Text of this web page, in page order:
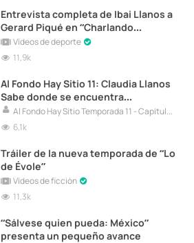
Entrevista completa de Ibai Llanos a
Gerard Piqué en “Charlando
Tranquilamente”
Vídeos de deporte
11,9k
Al Fondo Hay Sitio 11: Claudia Llanos
Sabe donde se encuentra
Franchesca Maldini (AVANCE)
Al Fondo Hay Sitio Temporada 11 - Capítulos Completos HD
6,1k
Tráiler de la nueva temporada de “Lo
de Évole”
Vídeos de ficción
11,3k
“Sálvese quien pueda: México”
presenta un pequeño avance